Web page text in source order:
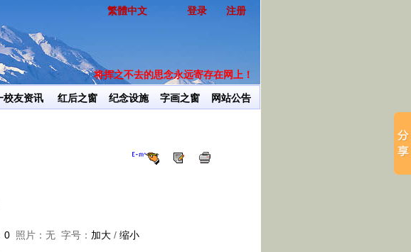
繁體中文 登录 注册
将挥之不去的思念永远寄存在网上！
校友资讯 红后之窗 纪念设施 字画之窗 网站公告
0 照片：无 字号： 加大 / 缩小